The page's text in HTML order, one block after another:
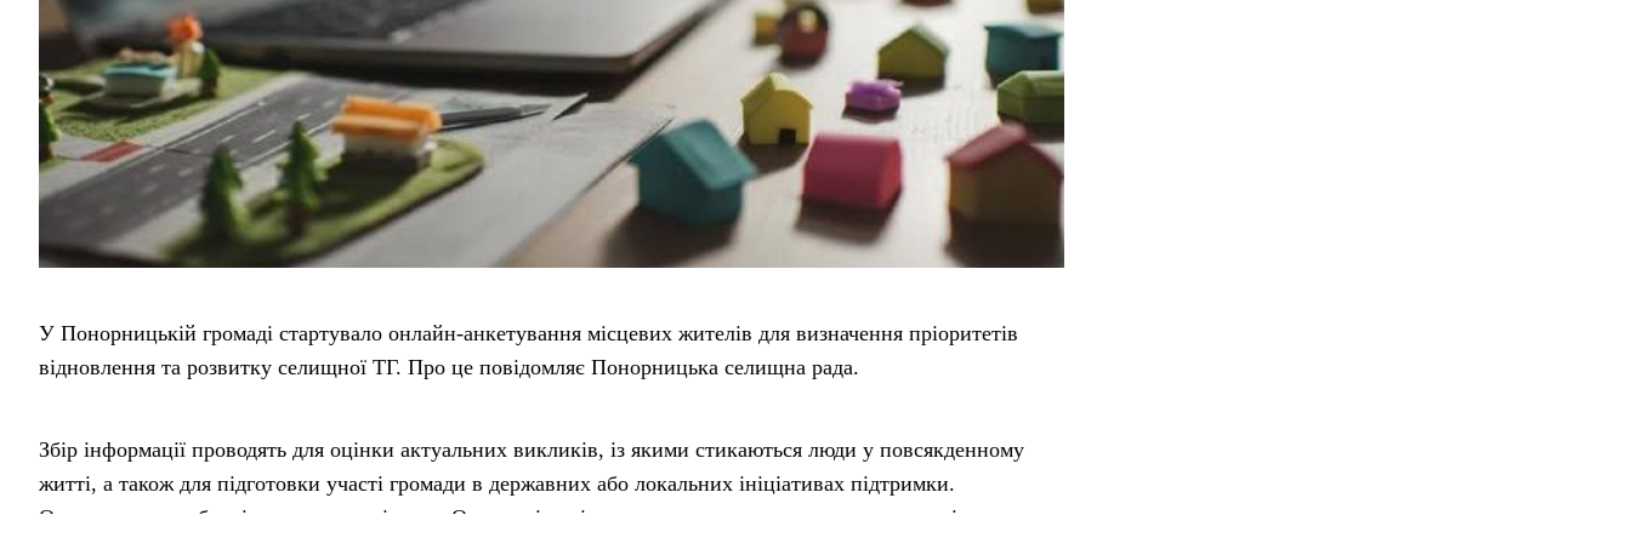
У Понорницькій громаді стартувало онлайн-анкетування місцевих жителів для визначення пріоритетів
відновлення та розвитку селищної ТГ. Про це повідомляє Понорницька селищна рада.
Збір інформації проводять для оцінки актуальних викликів, із якими стикаються люди у повсякденному
житті, а також для підготовки участі громади в державних або локальних ініціативах підтримки.
Опитування є добровільним та анонімним. Отримані дані використають в узагальненому вигляді для